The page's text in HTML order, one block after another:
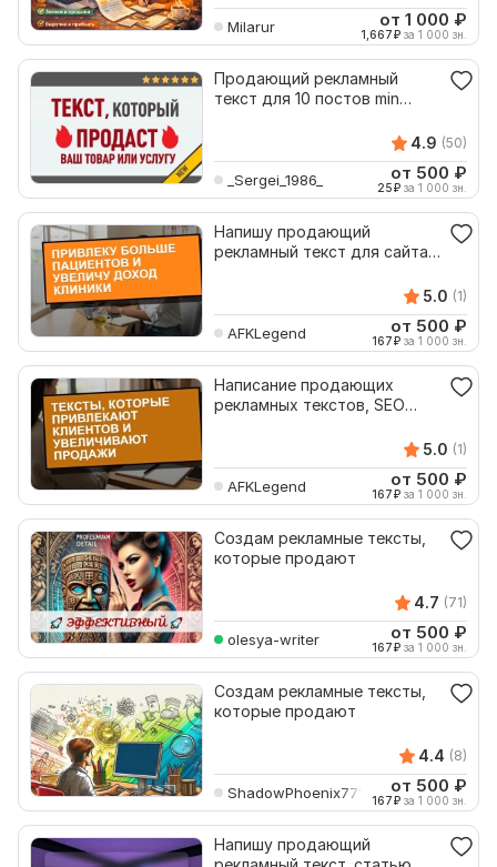
Milarur от 1 000 ₽
1,667₽ за 1 000 зн.
Продающий рекламный
текст для 10 постов min
4.9 (50)
_Sergei_1986_ от 500 ₽
25₽ за 1 000 зн.
Напишу продающий
рекламный текст для сайта
5.0 (1)
AFKLegend от 500 ₽
167₽ за 1 000 зн.
Написание продающих
рекламных текстов, SEO
5.0 (1)
AFKLegend от 500 ₽
167₽ за 1 000 зн.
Создам рекламные тексты,
которые продают
4.7 (71)
olesya-writer от 500 ₽
167₽ за 1 000 зн.
Создам рекламные тексты,
которые продают
4.4 (8)
ShadowPhoenix771571 от 500 ₽
167₽ за 1 000 зн.
Напишу продающий